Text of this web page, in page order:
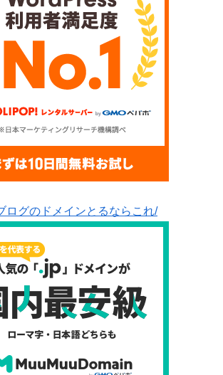
ログのドメインとるならこれ/